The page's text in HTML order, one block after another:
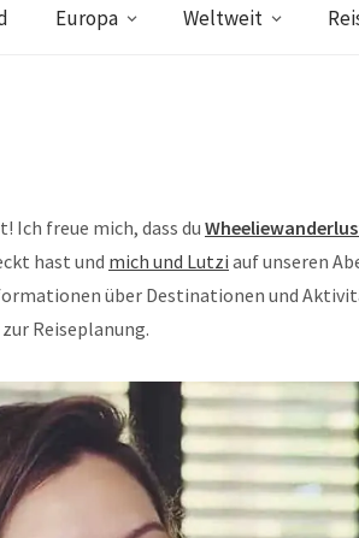
Europa Weltweit
Ich freue mich, dass du
hast und mich und Lutzi auf unseren
über Destinationen und
Reiseplanung.